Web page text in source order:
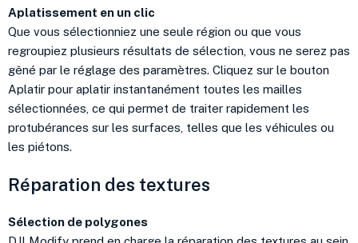
Aplatissement en un clic
Que vous sélectionniez une seule région ou que vous
regroupiez plusieurs résultats de sélection, vous ne serez pas
gêné par le réglage des paramètres. Cliquez sur le bouton
Aplatir pour aplatir instantanément toutes les mailles
sélectionnées, ce qui permet de traiter rapidement les
protubérances sur les surfaces, telles que les véhicules ou
les piétons.
Réparation des textures
Sélection de polygones